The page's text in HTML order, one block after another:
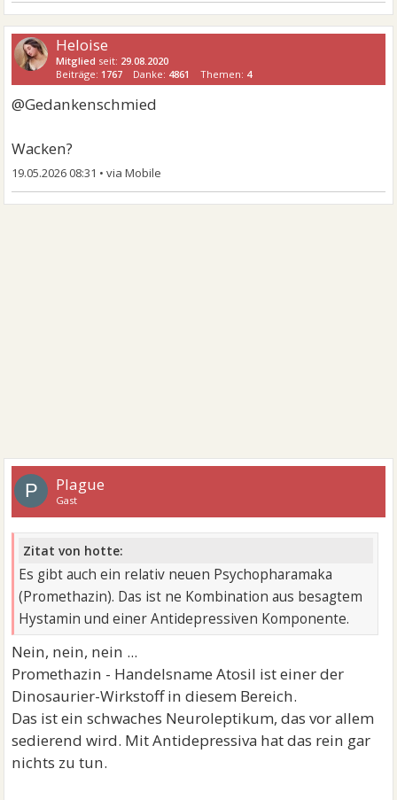
Heloise
Mitglied seit: 29.08.2020
Beiträge: 1767 Danke: 4861 Themen: 4
@Gedankenschmied
Wacken?
19.05.2026 08:31 •
P Plague
Gast
Zitat von hotte:
Es gibt auch ein relativ neuen Psychopharamaka
(Promethazin). Das ist ne Kombination aus besagtem
Hystamin und einer Antidepressiven Komponente.
Nein, nein, nein ...
Promethazin - Handelsname Atosil ist einer der
Dinosaurier-Wirkstoff in diesem Bereich.
Das ist ein schwaches Neuroleptikum, das vor allem
sedierend wird. Mit Antidepressiva hat das rein gar
nichts zu tun.